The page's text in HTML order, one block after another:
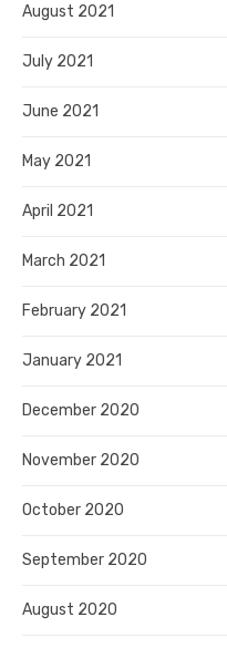
August 2021
July 2021
June 2021
May 2021
April 2021
March 2021
February 2021
January 2021
December 2020
November 2020
October 2020
September 2020
August 2020